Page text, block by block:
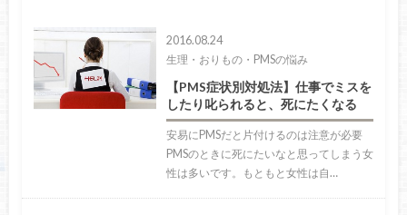
2016.08.24
生理・おりもの・PMSの悩み
【PMS症状別対処法】仕事でミスを
したり叱られると、死にたくなる
安易にPMSだと片付けるのは注意が必要
PMSのときに死にたいなと思ってしまう女
性は多いです。もともと女性は自…